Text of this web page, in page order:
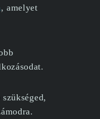
, amelyet